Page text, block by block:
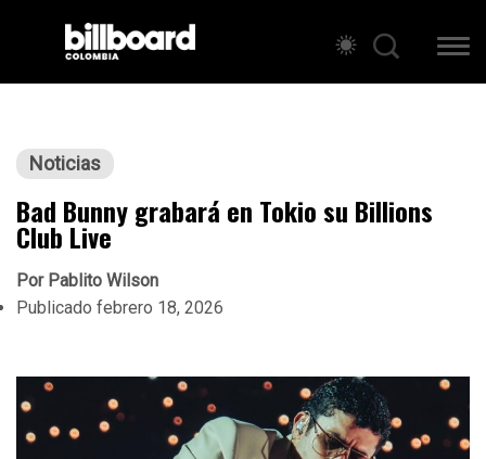
Noticias
Bad Bunny grabará en Tokio su Billions
Club Live
PorPablito Wilson
Publicado febrero 18, 2026